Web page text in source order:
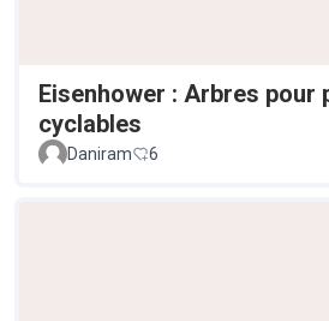
Eisenhower : Arbres pour
cyclables
Daniram 6